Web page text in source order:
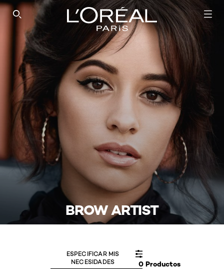
SEARCH THIS SITE
BROW ARTIST
0 Productos
ESPECIFICAR MIS
NECESIDADES